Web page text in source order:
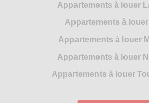
Appartements à louer
Appartements à
Appartements à louer
Appartements à louer
Appartements à louer